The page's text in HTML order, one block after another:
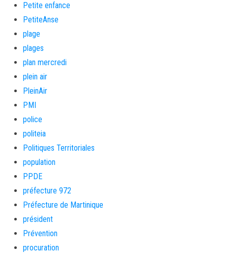
Petite enfance
PetiteAnse
plage
plages
plan mercredi
plein air
PleinAir
PMI
police
politeia
Politiques Territoriales
population
PPDE
préfecture 972
Préfecture de Martinique
président
Prévention
procuration